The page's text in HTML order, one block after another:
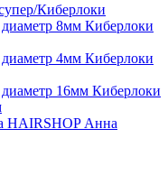
Киберлоки
Киберлоки
Киберлоки
Киберлоки
HAIRSHOP Анна